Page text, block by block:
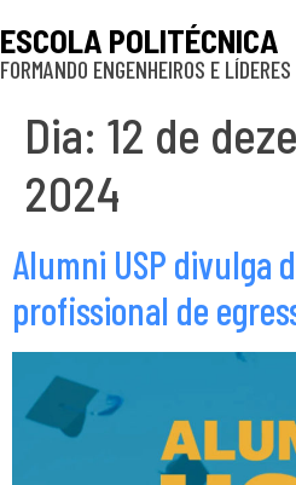
ESCOLA POLITÉCNICA
FORMANDO ENGENHEIROS E LÍDERES
Dia: 12 de
2024
Alumni USP divulga
profissional de